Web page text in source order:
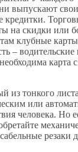
выпускают
на скидки или
клубные
водительские
из тонкого
или
человека. Но